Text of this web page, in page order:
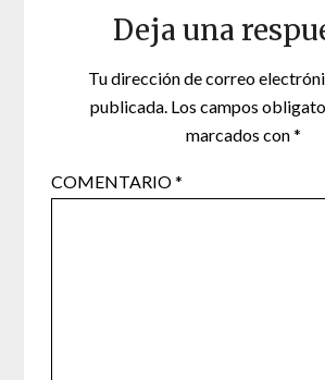
Deja una
Tu dirección de correo
publicada. Los campos
marcados con*
COMENTARIO*